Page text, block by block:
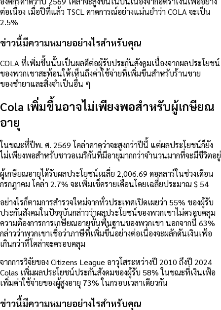
ต่อเนื่อง เมื่อปีที่แล้ว TSCL คาดการณ์อย่างแม่นยำว่า COLA จะเป็น
2.5%
ข่าวนี้มีความหมายอย่างไรสำหรับคุณ
COLA ที่เพิ่มขึ้นนั้นเป็นผลดีต่อผู้รับประกันสังคมเนื่องจากผลประโยชน์
ของพวกเขาสะท้อนให้เห็นถึงค่าใช้จ่ายที่เพิ่มขึ้นสำหรับร้านขาย
ของชำยาและสิ่งจำเป็นอื่น ๆ
Cola เพิ่มขึ้นอาจไม่เพียงพอสำหรับผู้เกษียณ
อายุ
ในขณะที่ปีพ. ศ. 2569 โคล่าคาดว่าจะสูงกว่าปีนี้ แต่ผลประโยชน์ก็ยัง
ไม่เพียงพอสำหรับชาวอเมริกันที่มีอายุมากกว่าจำนวนมากที่จะมีชีวิตอยู่
ผู้เกษียณอายุได้รับผลประโยชน์เฉลี่ย 2,006.69 ดอลลาร์ในช่วงเดือน
กรกฎาคม โคล่า 2.7% จะเพิ่มเช็ครายเดือนโดยเฉลี่ยประมาณ $ 54
อย่างไรก็ตามการสำรวจใหม่จากทั่วประเทศเปิดเผยว่า 55% ของผู้รับ
ประกันสังคมในปัจจุบันกล่าวว่าผลประโยชน์ของพวกเขาไม่ครอบคลุม
ความต้องการการเกษียณอายุขั้นพื้นฐานของพวกเขา นอกจากนี้ 63%
กล่าวว่าพวกเขาเชื่อว่าภาษีที่เพิ่มขึ้นอย่างต่อเนื่องจะผลักดันเงินเฟ้อ
เกินกว่าที่โคล่าจะครอบคลุม
จากการวิจัยของ Citizens League อาวุโสระหว่างปี 2010 ถึงปี 2024
Colas เพิ่มผลประโยชน์ประกันสังคมของผู้รับ 58% ในขณะที่เงินเฟ้อ
เพิ่มค่าใช้จ่ายของผู้สูงอายุ 73% ในกรอบเวลาเดียวกัน
ข่าวนี้มีความหมายอย่างไรสำหรับคุณ